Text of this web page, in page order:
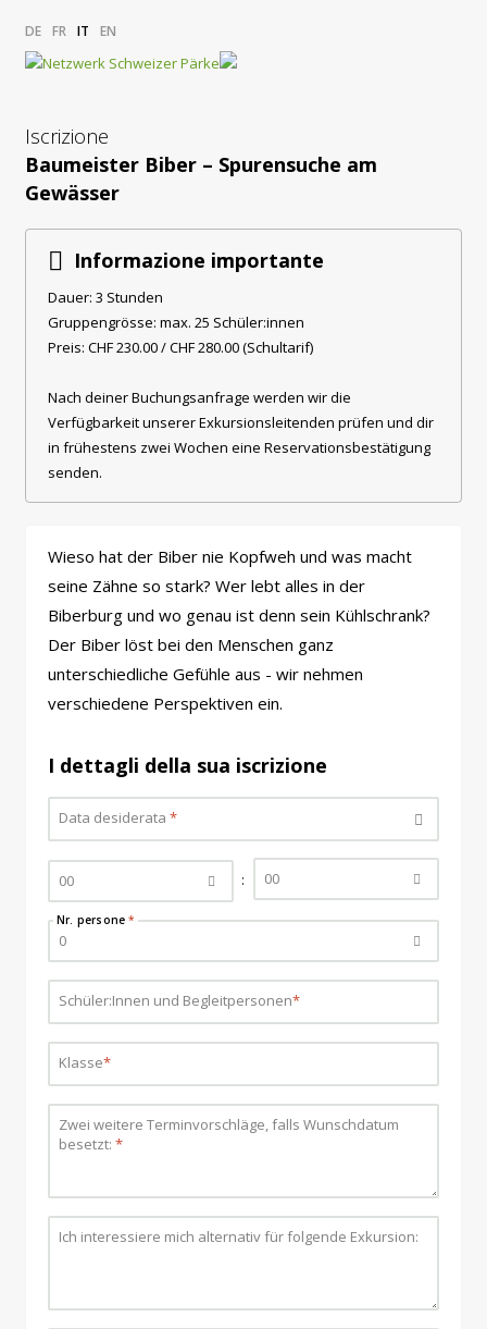
DE FR IT EN
Iscrizione
Baumeister Biber – Spurensuche am
Gewässer
Informazione importante
Dauer: 3 Stunden
Gruppengrösse: max. 25 Schüler:innen
Preis: CHF 230.00 / CHF 280.00 (Schultarif)
Nach deiner Buchungsanfrage werden wir die
Verfügbarkeit unserer Exkursionsleitenden prüfen und dir
in frühestens zwei Wochen eine Reservationsbestätigung
senden.
Wieso hat der Biber nie Kopfweh und was macht
seine Zähne so stark? Wer lebt alles in der
Biberburg und wo genau ist denn sein Kühlschrank?
Der Biber löst bei den Menschen ganz
unterschiedliche Gefühle aus - wir nehmen
verschiedene Perspektiven ein.
I dettagli della sua iscrizione
Data desiderata *
00 : 00
Nr. persone*
0
Schüler:Innen und Begleitpersonen*
Klasse*
Zwei weitere Terminvorschläge, falls Wunschdatum
besetzt: *
Ich interessiere mich alternativ für folgende Exkursion: